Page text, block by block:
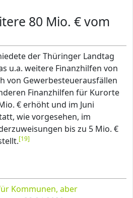
80 Mio. € vom
der Thüringer Landtag
u.a. weitere Finanzhilfen von
von Gewerbesteuerausfällen
Finanzhilfen für Kurorte
€ erhöht und im Juni
wie vorgesehen, im
bis zu 5 Mio. €
[19]
Kommunen, aber